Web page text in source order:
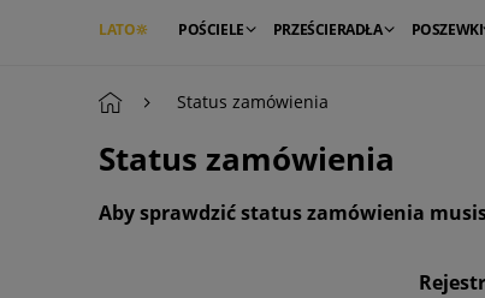
LATO POŚCIELE PRZEŚCIERADŁA POSZEWKI
Status zamówienia
Status zamówienia
Aby sprawdzić status zamówienia